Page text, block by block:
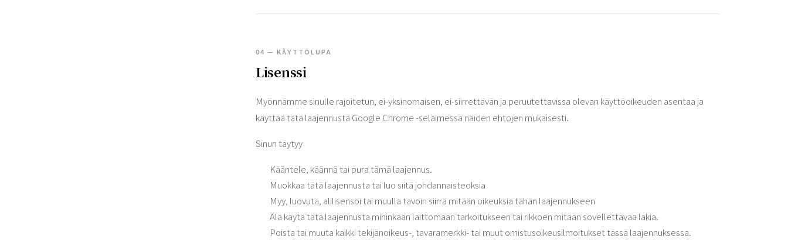
04 — KÄYTTÖLUPA
Lisenssi
Myönnämme sinulle rajoitetun, ei-yksinomaisen, ei-siirrettävän ja peruutettavissa olevan käyttöoikeuden asentaa ja
käyttää tätä laajennusta Google Chrome -selaimessa näiden ehtojen mukaisesti.
Sinun täytyy
Kääntele, käännä tai pura tämä laajennus.
Muokkaa tätä laajennusta tai luo siitä johdannaisteoksia
Myy, luovuta, alilisensoi tai muulla tavoin siirrä mitään oikeuksia tähän laajennukseen
Älä käytä tätä laajennusta mihinkään laittomaan tarkoitukseen tai rikkoen mitään sovellettavaa lakia.
Poista tai muuta kaikki tekijänoikeus-, tavaramerkki- tai muut omistusoikeusilmoitukset tässä laajennuksessa.